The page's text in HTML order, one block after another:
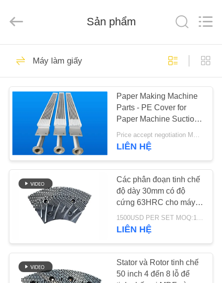
TRANG
CHỦ
PHẨM
VỀ
CHÚNG
QUAN
NHÀ
MÁY
LOVER
LTD.
vật liệu không dệt
Vòng lăn công
nghiệp
369
763
Sản phẩm
Máy làm giấy
Paper Making Machine
Parts - PE Cover for
Paper Machine Suction
Box
Price accept negotiation MOQ:1 tập
LIÊN HỆ
Các phân đoạn tinh chế
độ dày 30mm có độ
cứng 63HRC cho máy
khử rung của bộ tinh chế
MDF/HDF
1500USD PER SET MOQ:1 bộ
LIÊN HỆ
Stator và Rotor tinh chế
50 inch 4 đến 8 lỗ để